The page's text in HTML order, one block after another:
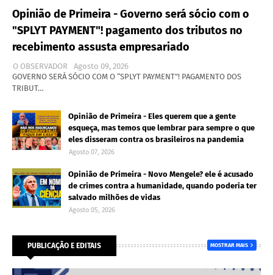
Opinião de Primeira - Governo será sócio com o
"SPLYT PAYMENT"! pagamento dos tributos no
recebimento assusta empresariado
O OBSERVADOR
Agosto 09, 2026
GOVERNO SERÁ SÓCIO COM O “SPLYT PAYMENT”! PAGAMENTO DOS
TRIBUT…
Opinião de Primeira - Eles querem que a gente
esqueça, mas temos que lembrar para sempre o que
eles disseram contra os brasileiros na pandemia
Agosto 07, 2026
Opinião de Primeira - Novo Mengele? ele é acusado
de crimes contra a humanidade, quando poderia ter
salvado milhões de vidas
Agosto 05, 2026
PUBLICAÇÃO E EDITAIS MOSTRAR MAIS